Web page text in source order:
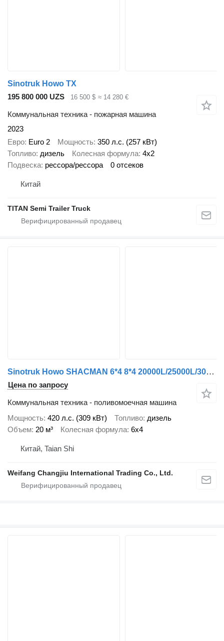
Sinotruk Howo TX
195 800 000 UZS
16 500 $ ≈ 14 280 €
Коммунальная техника - пожарная машина
2023
Евро Euro 2 Мощность 350 л.с. (257 кВт)
Топливо дизель Колесная формула 4x2
Подвеска рессора/рессора 0 отсеков
Китай
TITAN Semi Trailer Truck
Sinotruk Howo SHACMAN 6*4 8*4 20000L/25000L/30000L
Цена по запросу
Коммунальная техника - поливомоечная машина
Мощность 420 л.с. (309 кВт) Топливо дизель
Объем 20 м³ Колесная формула 6x4
Китай, Taian Shi
Weifang Changjiu International Trading Co., Ltd.